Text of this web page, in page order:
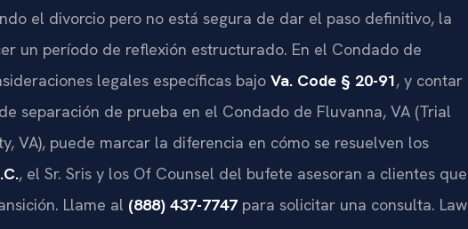
el divorcio pero no está segura de dar el paso definitivo, la
un período de reflexión estructurado. En el Condado de
legales específicas bajo Va. Code § 20-91, y contar
separación de prueba en el Condado de Fluvanna, VA (Trial
VA), puede marcar la diferencia en cómo se resuelven los
, el Sr. Sris y los Of Counsel del bufete asesoran a clientes que
Llame al (888) 437-7747 para solicitar una consulta. Law